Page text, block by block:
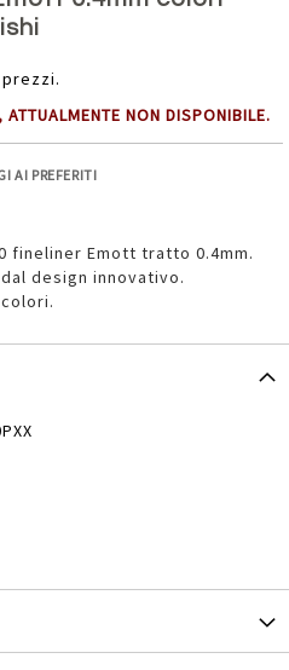
ATTUALMENTE NON DISPONIBILE.
AI PREFERITI
fineliner Emott tratto 0.4mm.
design innovativo.